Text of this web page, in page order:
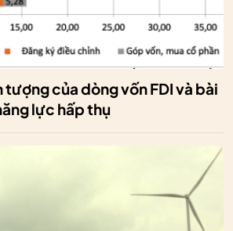
của dòng vốn FDI và bài
lực hấp thụ